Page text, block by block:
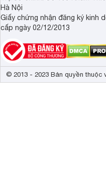
Hà Nội
Giấy chứng nhận đăng ký kinh
cấp ngày 02/12/2013
© 2013 - 2023 Bản quyền thuộc